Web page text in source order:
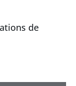
de